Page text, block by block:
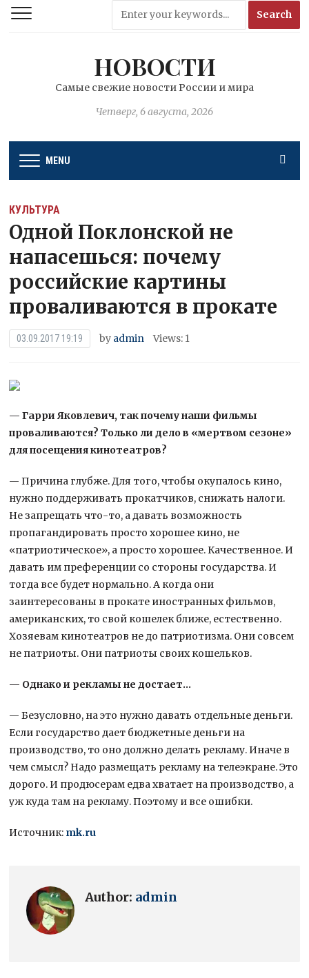
НОВОСТИ
Самые свежие новости России и мира
Четверг, 6 августа, 2026
MENU
КУЛЬТУРА
Одной Поклонской не
напасешься: почему
российские картины
проваливаются в прокате
03.09.2017 19:19 by admin Views: 1
— Гарри Яковлевич, так почему наши фильмы
проваливаются? Только ли дело в «мертвом сезоне»
для посещения кинотеатров?
— Причина глубже. Для того, чтобы окупалось кино,
нужно поддерживать прокатчиков, снижать налоги.
Не запрещать что-то, а давать возможность
пропагандировать просто хорошее кино, не
«патриотическое», а просто хорошее. Качественное. И
давать им преференции со стороны государства. И
тогда все будет нормально. А когда они
заинтересованы в прокате иностранных фильмов,
американских, то свой кошелек ближе, естественно.
Хозяевам кинотеатров не до патриотизма. Они совсем
не патриоты. Они патриоты своих кошельков.
— Однако и рекламы не достает…
— Безусловно, на это нужно давать отдельные деньги.
Если государство дает бюджетные деньги на
производство, то оно должно делать рекламу. Иначе в
чем смысл? Надо размещать рекламу на телеэкране. Это
дорого. И продюсерам едва хватает на производство, а
уж куда там на рекламу. Поэтому и все ошибки.
Источник: mk.ru
Author: admin